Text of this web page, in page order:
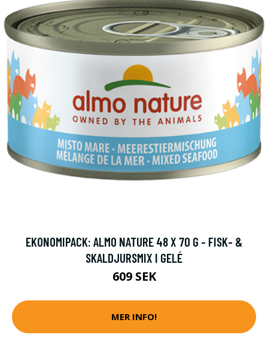
EKONOMIPACK: ALMO NATURE 48 X 70 G - FISK- &
SKALDJURSMIX I GELÉ
609 SEK
MER INFO!